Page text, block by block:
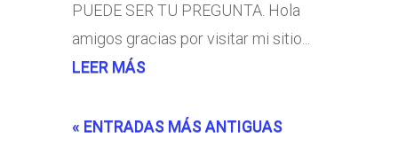
PUEDE SER TU PREGUNTA. Hola
amigos gracias por visitar mi sitio...
LEER MÁS
« ENTRADAS MÁS ANTIGUAS